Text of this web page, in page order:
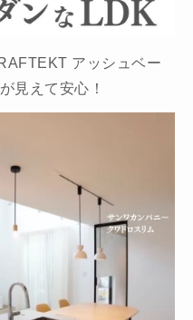
アッシュベー
見えて安心！